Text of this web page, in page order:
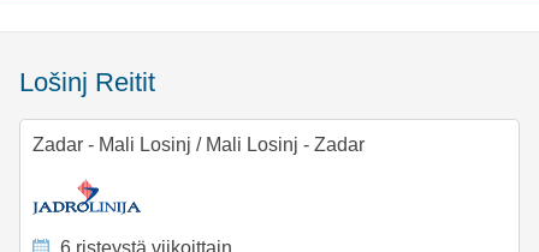
Lošinj Reitit
Zadar - Mali Losinj /Mali Losinj - Zadar